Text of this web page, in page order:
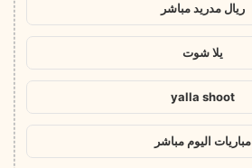
ريال مدريد مباشر
يلا شوت
yalla shoot
مباريات اليوم مباشر